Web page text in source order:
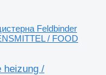
Feldbinder
/ FOOD
heizung /